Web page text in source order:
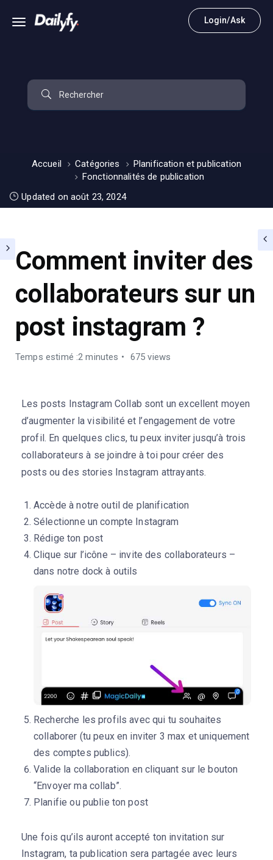
Login/Ask
Accueil Catégories
Planification et publication
Fonctionnalités de publication
Updated on août 23, 2024
Comment inviter des
collaborateurs sur un
post instagram ?
Temps estimé :2 minutes 675 views
Les posts Instagram Collab sont un excellent moyen
d’augmenter la visibilité et l’engagement de votre
profil. En quelques clics, tu peux inviter jusqu’à trois
collaborateurs à se joindre à toi pour créer des
posts ou des stories Instagram attrayants.
Accède à notre outil de planification
Sélectionne un compte Instagram
Rédige ton post
Clique sur l’icône – invite des collaborateurs –
dans notre dock à outils
Recherche les profils avec qui tu souhaites
collaborer (tu peux en inviter 3 max et uniquement
des comptes publics).
Valide la collaboration en cliquant sur le bouton
“Envoyer ma collab”.
Planifie ou publie ton post
Une fois qu’ils auront accepté ton invitation sur
Instagram, ta publication sera partagée avec leurs